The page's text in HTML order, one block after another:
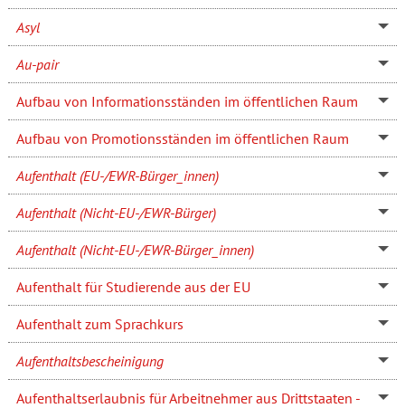
Asyl
Au-pair
Aufbau von Informationsständen im öffentlichen Raum
Aufbau von Promotionsständen im öffentlichen Raum
Aufenthalt (EU-/EWR-Bürger_innen)
Aufenthalt (Nicht-EU-/EWR-Bürger)
Aufenthalt (Nicht-EU-/EWR-Bürger_innen)
Aufenthalt für Studierende aus der EU
Aufenthalt zum Sprachkurs
Aufenthaltsbescheinigung
Aufenthaltserlaubnis für Arbeitnehmer aus Drittstaaten -